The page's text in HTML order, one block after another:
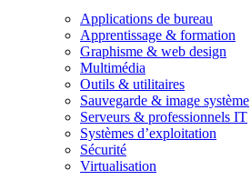
Applications de bureau
Apprentissage & formation
Graphisme & web design
Multimédia
Outils & utilitaires
Sauvegarde & image système
Serveurs & professionnels IT
Systèmes d’exploitation
Sécurité
Virtualisation